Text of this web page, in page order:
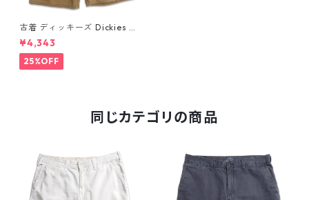
古着 ディッキーズ Dickies ダ
ック ワーク ショートパンツ ハ
ーフパンツ ブラウン系 表記：
32 gd409350n w60509
¥4,343
25%OFF
同じカテゴリの商品